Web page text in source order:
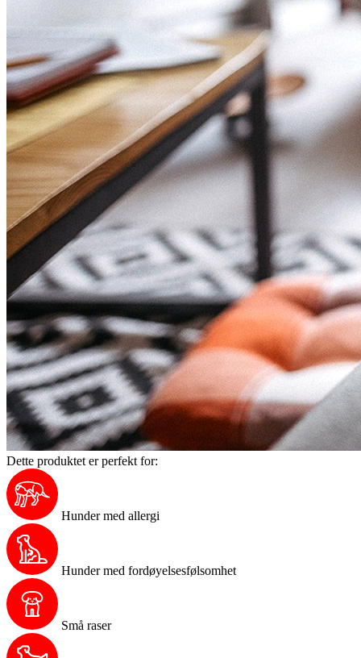
Dette produktet er perfekt for:
Hunder med allergi
Hunder med fordøyelsesfølsomhet
Små raser